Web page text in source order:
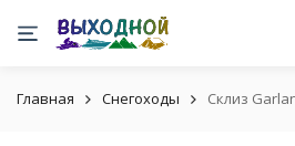
Главная Снегоходы Склиз